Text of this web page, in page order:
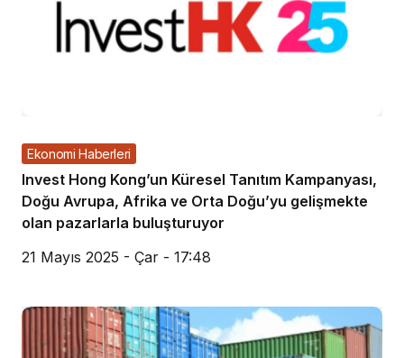
Ekonomi Haberleri
Invest Hong Kong’un Küresel Tanıtım Kampanyası,
Doğu Avrupa, Afrika ve Orta Doğu’yu gelişmekte
olan pazarlarla buluşturuyor
21 Mayıs 2025 - Çar - 17:48